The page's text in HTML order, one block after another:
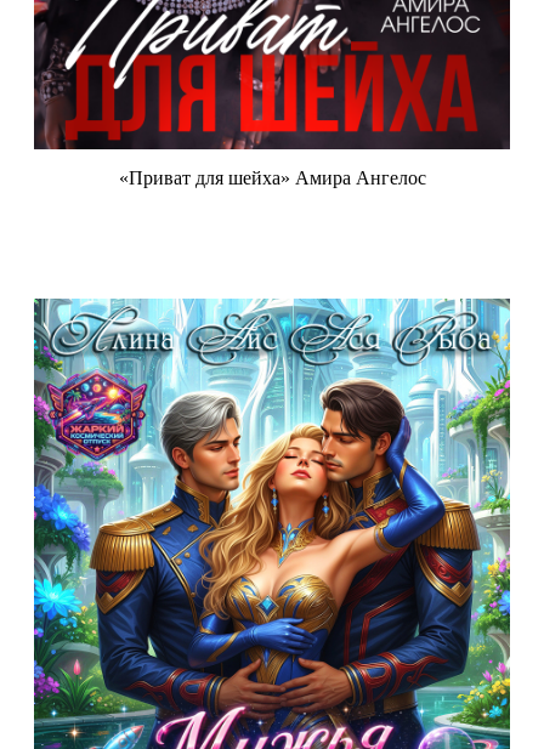
«Приват для шейха» Амира Ангелос